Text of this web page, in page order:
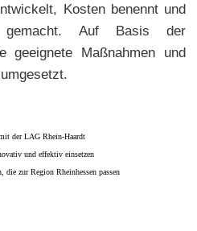
Kosten benennt und
gemacht. Auf Basis der
geeignete Maßnahmen und
der LAG Rhein-Haardt
und effektiv einsetzen
die zur Region Rheinhessen passen